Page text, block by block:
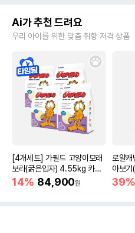
Ai가 추천 드려요
우리 아이를 위한 맞춤 취향 저격 상품
[4개세트] 가필드 고양이모래
보라(굵은입자) 4.55kg 카사
바모래
14% 84,900원
로얄
아보
39%